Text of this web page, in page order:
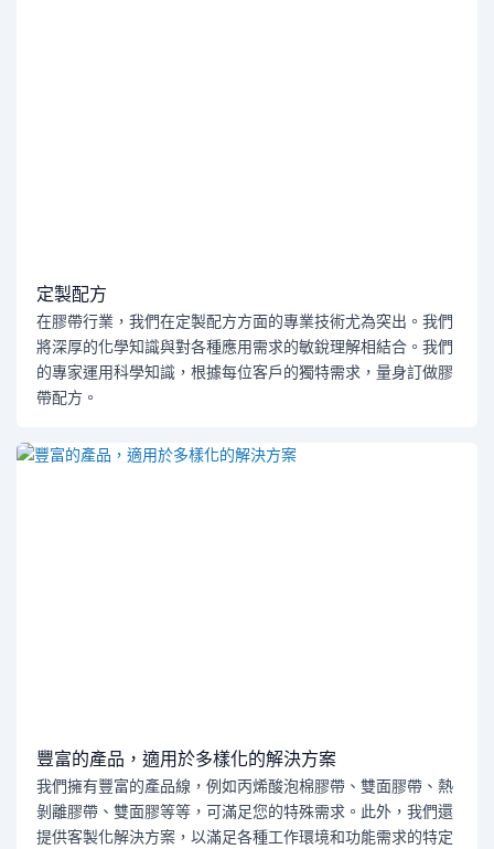
定製配方
在膠帶行業，我們在定製配方方面的專業技術尤為突出。我們
將深厚的化學知識與對各種應用需求的敏銳理解相結合。我們
的專家運用科學知識，根據每位客戶的獨特需求，量身訂做膠
帶配方。
豐富的產品，適用於多樣化的解決方案
我們擁有豐富的產品線，例如丙烯酸泡棉膠帶、雙面膠帶、熱
剝離膠帶、雙面膠等等，可滿足您的特殊需求。此外，我們還
提供客製化解決方案，以滿足各種工作環境和功能需求的特定